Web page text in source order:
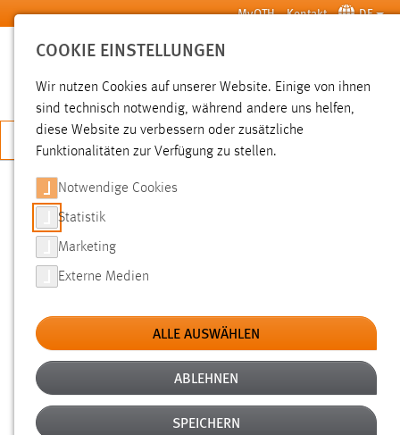
Zum Hauptinhalt springen MyOTH Kontakt DE
SUCHE
JETZT BEWERBEN
SUCHE
FILTER
Typ
Erstellungsdatum
Alter
COOKIE EINSTELLUNGEN
Wir nutzen Cookies auf unserer Website. Einige von ihnen
sind technisch notwendig, während andere uns helfen,
diese Website zu verbessern oder zusätzliche
Funktionalitäten zur Verfügung zu stellen.
Notwendige Cookies
Statistik
Marketing
Externe Medien
ALLE AUSWÄHLEN
ABLEHNEN
SPEICHERN